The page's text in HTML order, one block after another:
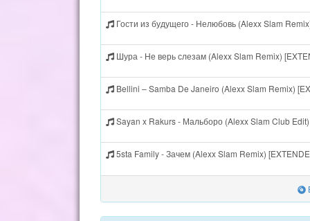
Гости из будущего - Нелюбовь (Alexx Slam
Шура - Не верь слезам (Alexx Slam Remix)
Bellini – Samba De Janeiro (Alexx Slam Remix)
Sayan x Rakurs - Мальборо (Alexx Slam Club
5sta Family - Зачем (Alexx Slam Remix)